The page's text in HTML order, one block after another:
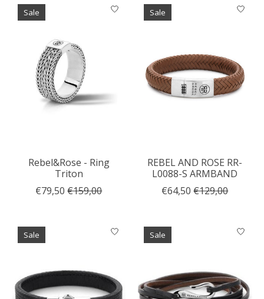
Sale
Rebel&Rose - Ring
Triton
€79,50 €159,00
Sale
REBEL AND ROSE RR-
L0088-S ARMBAND
€64,50 €129,00
Sale Sale